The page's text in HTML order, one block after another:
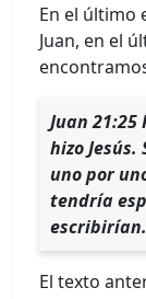
En el último
Juan, en el
Juan
hizo
uno por
tendría
escribirían.
El texto